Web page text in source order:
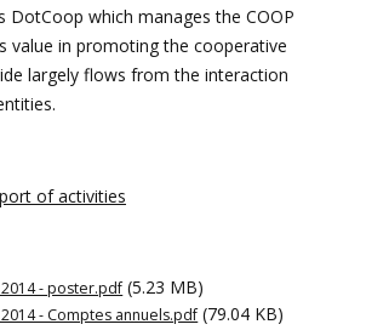
DotCoop which manages the COOP
value in promoting the cooperative
largely flows from the interaction
of activities
- poster.pdf (5.23 MB)
- Comptes annuels.pdf (79.04 KB)